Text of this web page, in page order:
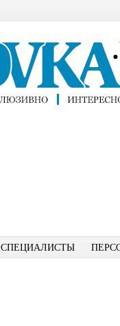
СПЕЦИАЛИСТЫ